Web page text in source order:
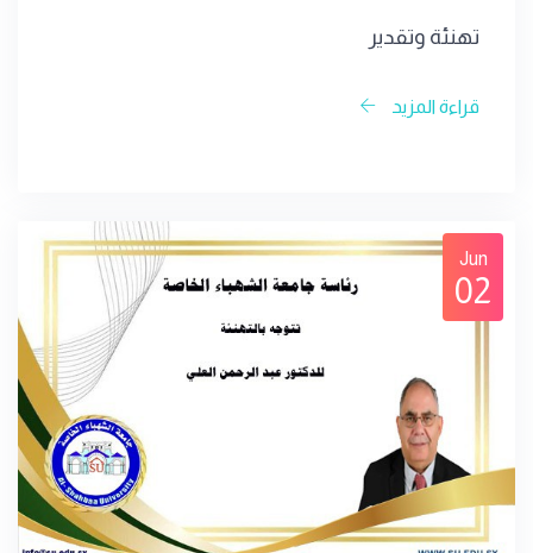
تهنئة وتقدير
قراءة المزيد
Jun
02